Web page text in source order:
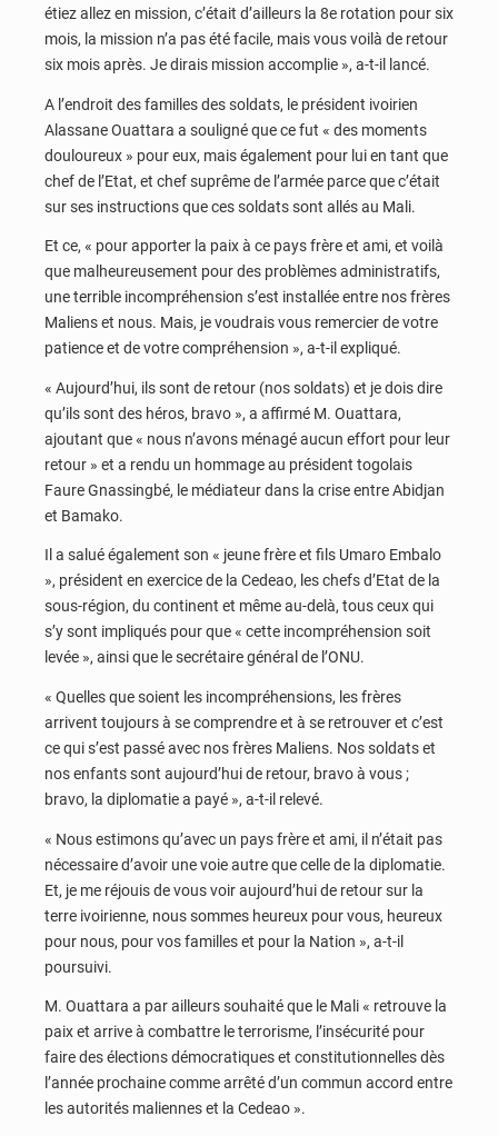
étiez allez en mission, c’était d’ailleurs la 8e rotation pour six
mois, la mission n’a pas été facile, mais vous voilà de retour
six mois après. Je dirais mission accomplie », a-t-il lancé.
A l’endroit des familles des soldats, le président ivoirien
Alassane Ouattara a souligné que ce fut « des moments
douloureux » pour eux, mais également pour lui en tant que
chef de l’Etat, et chef suprême de l’armée parce que c’était
sur ses instructions que ces soldats sont allés au Mali.
Et ce, « pour apporter la paix à ce pays frère et ami, et voilà
que malheureusement pour des problèmes administratifs,
une terrible incompréhension s’est installée entre nos frères
Maliens et nous. Mais, je voudrais vous remercier de votre
patience et de votre compréhension », a-t-il expliqué.
« Aujourd’hui, ils sont de retour (nos soldats) et je dois dire
qu’ils sont des héros, bravo », a affirmé M. Ouattara,
ajoutant que « nous n’avons ménagé aucun effort pour leur
retour » et a rendu un hommage au président togolais
Faure Gnassingbé, le médiateur dans la crise entre Abidjan
et Bamako.
Il a salué également son « jeune frère et fils Umaro Embalo
», président en exercice de la Cedeao, les chefs d’Etat de la
sous-région, du continent et même au-delà, tous ceux qui
s’y sont impliqués pour que « cette incompréhension soit
levée », ainsi que le secrétaire général de l’ONU.
« Quelles que soient les incompréhensions, les frères
arrivent toujours à se comprendre et à se retrouver et c’est
ce qui s’est passé avec nos frères Maliens. Nos soldats et
nos enfants sont aujourd’hui de retour, bravo à vous ;
bravo, la diplomatie a payé », a-t-il relevé.
« Nous estimons qu’avec un pays frère et ami, il n’était pas
nécessaire d’avoir une voie autre que celle de la diplomatie.
Et, je me réjouis de vous voir aujourd’hui de retour sur la
terre ivoirienne, nous sommes heureux pour vous, heureux
pour nous, pour vos familles et pour la Nation », a-t-il
poursuivi.
M. Ouattara a par ailleurs souhaité que le Mali « retrouve la
paix et arrive à combattre le terrorisme, l’insécurité pour
faire des élections démocratiques et constitutionnelles dès
l’année prochaine comme arrêté d’un commun accord entre
les autorités maliennes et la Cedeao ».